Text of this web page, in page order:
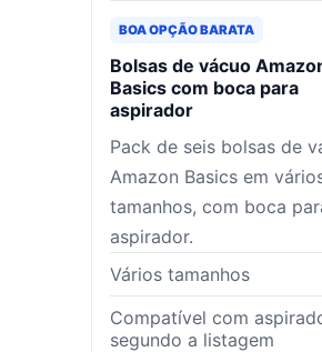
BOA OPÇÃO BARATA
Bolsas de vácuo
Basics com boca para
aspirador
Pack de seis bolsas de
Amazon Basics em
tamanhos, com boca
aspirador.
Vários tamanhos
Compatível com
segundo a listagem